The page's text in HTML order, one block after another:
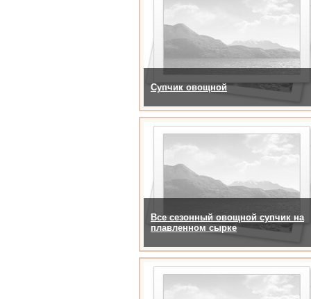
Супчик овощной
Все сезонный овощной супчик на
плавленном сырке